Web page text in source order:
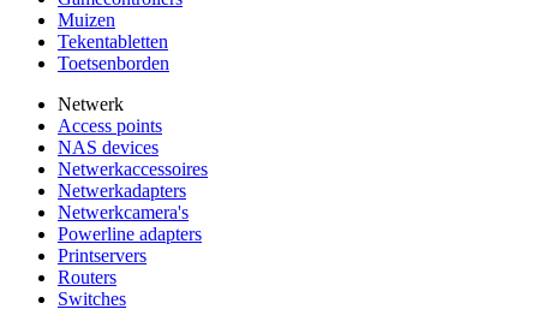
Muizen
Tekentabletten
Toetsenborden
Netwerk
Access points
NAS devices
Netwerkaccessoires
Netwerkadapters
Netwerkcamera's
Powerline adapters
Printservers
Routers
Switches